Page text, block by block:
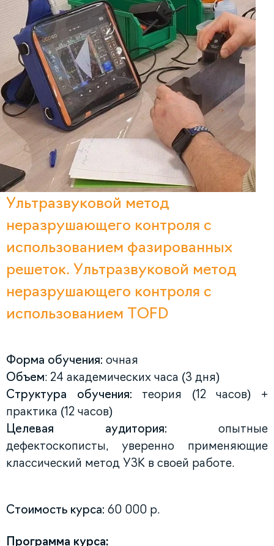
Ультразвуковой метод
неразрушающего контроля с
использованием фазированных
решеток. Ультразвуковой метод
неразрушающего контроля с
использованием TOFD
Форма обучения: очная
Объем: 24 академических часа (3 дня)
Структура обучения: теория (12 часов) +
практика (12 часов)
Целевая аудитория: опытные
дефектоскописты, уверенно применяющие
классический метод УЗК в своей работе.
Стоимость курса: 60 000 р.
Программа курса: